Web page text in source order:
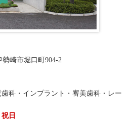
勢崎市堀口町904-2
科・インプラント・審美歯科・レー
日